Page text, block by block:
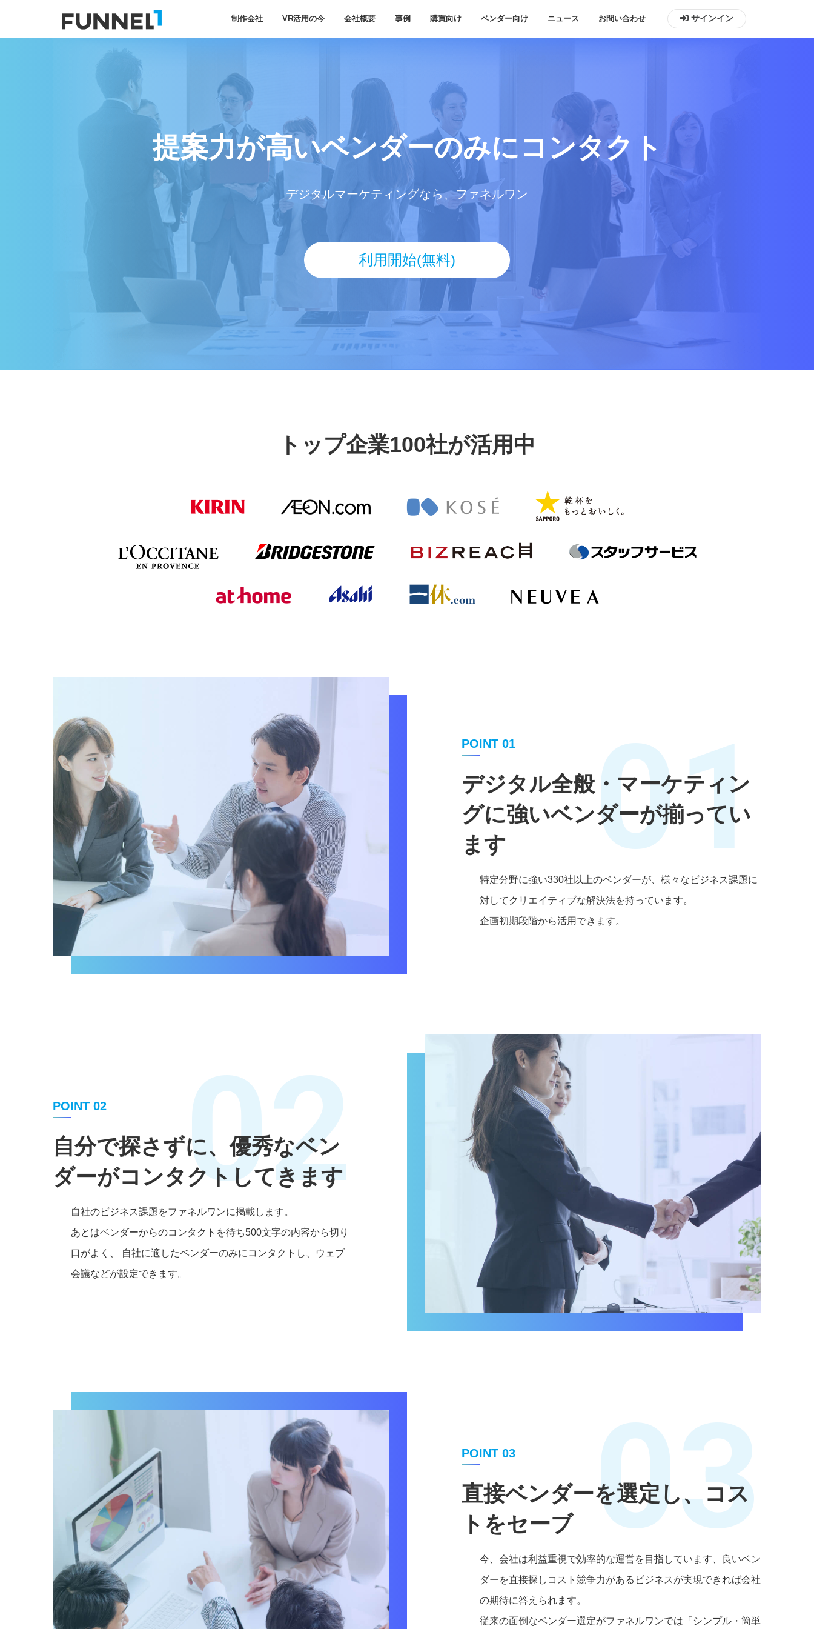
制作会社 VR活用の今 会社概要 事例 購買向け ベンダー向け ニュース お問い合わせ サインイン
提案力が高いベンダーのみにコンタクト
デジタルマーケティングなら、ファネルワン
利用開始(無料)
トップ企業100社が活用中
POINT 01
デジタル全般・マーケティン
グに強いベンダーが揃ってい
ます
01
特定分野に強い330社以上のベンダーが、様々なビジネス課題に
対してクリエイティブな解決法を持っています。
企画初期段階から活用できます。
POINT 02
自分で探さずに、優秀なベン
ダーがコンタクトしてきます
02
自社のビジネス課題をファネルワンに掲載します。
あとはベンダーからのコンタクトを待ち500文字の内容から切り
口がよく、 自社に適したベンダーのみにコンタクトし、ウェブ
会議などが設定できます。
POINT 03
直接ベンダーを選定し、コス
トをセーブ
03
今、会社は利益重視で効率的な運営を目指しています、良いベン
ダーを直接探しコスト競争力があるビジネスが実現できれば会社
の期待に答えられます。
従来の面倒なベンダー選定がファネルワンでは「シンプル・簡単